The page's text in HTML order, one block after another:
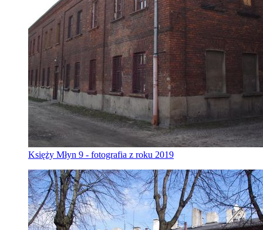
Księży Młyn 9 - fotografia z roku 2019